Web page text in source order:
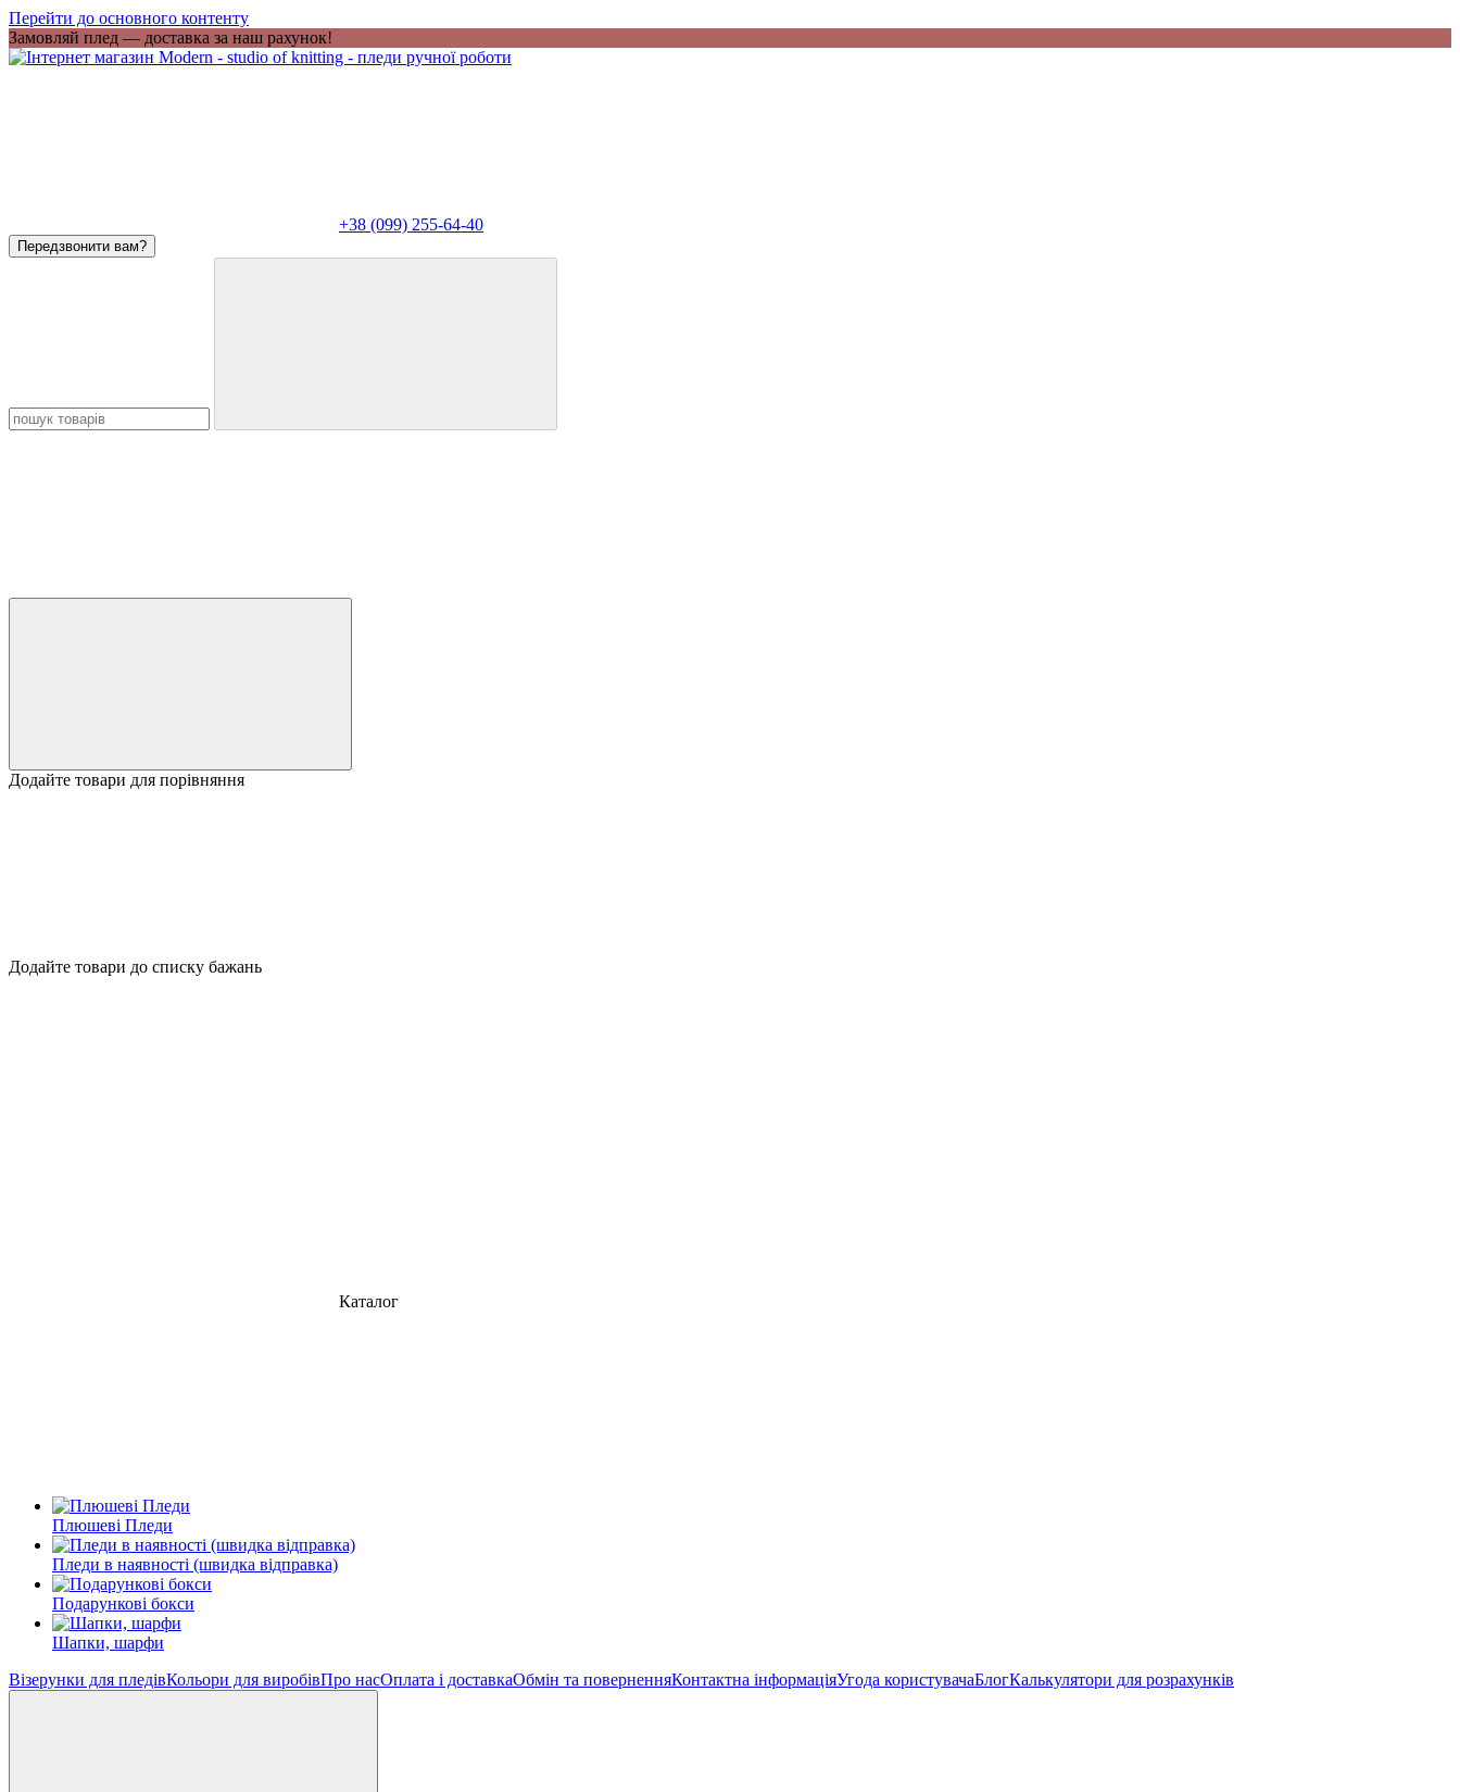
Перейти до основного контенту
Замовляй плед — доставка за наш рахунок!
+38 (099) 255-64-40
Передзвонити вам?
Додайте товари для порівняння
Додайте товари до списку бажань
Каталог
Плюшеві Пледи
Пледи в наявності (швидка відправка)
Подарункові бокси
Шапки, шарфи
Візерунки для пледівКольори для виробівПро насОплата і доставкаОбмін та поверненняКонтактна інформаціяУгода користувачаБлогКалькулятори для розрахунків